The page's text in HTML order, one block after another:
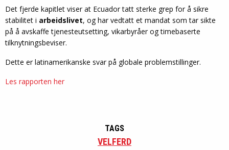
Det fjerde kapitlet viser at Ecuador tatt sterke grep for å sikre
stabilitet i arbeidslivet, og har vedtatt et mandat som tar sikte
på å avskaffe tjenesteutsetting, vikarbyråer og timebaserte
tilknytningsbeviser.
Dette er latinamerikanske svar på globale problemstillinger.
Les rapporten her
TAGS
VELFERD